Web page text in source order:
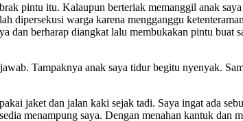
pintu itu. Kalaupun berteriak memanggil anak
dipersekusi warga karena mengganggu
dan berharap diangkat lalu membukakan pintu buat
Tampaknya anak saya tidur begitu nyenyak.
jaket dan jalan kaki sejak tadi. Saya ingat ada
menampung saya. Dengan menahan kantuk